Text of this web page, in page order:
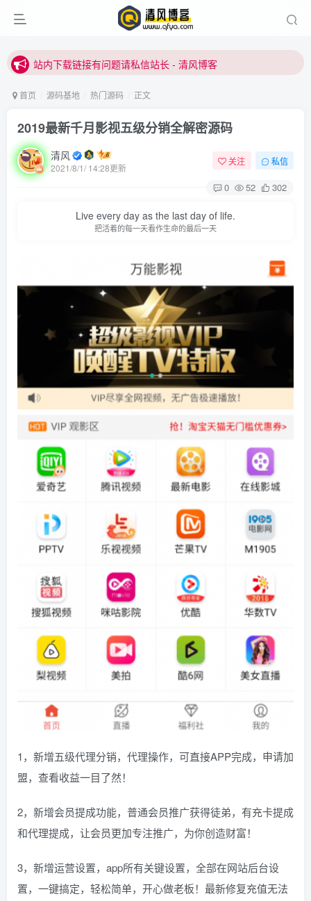
站内下载链接有问题请私信站长 - 清风博客
站内下载链接有问题请私信站长 - 清风博客
首页 源码基地 热门源码 正文
2019最新千月影视五级分销全解密源码
清风
2021/8/1/ 14:28更新
关注 私信
0 52 302
Live every day as the last day of life.
把活着的每一天看作生命的最后一天
1，新增五级代理分销，代理操作，可直接APP完成，申请加
盟，查看收益一目了然！
2，新增会员提成功能，普通会员推广获得徒弟，有充卡提成
和代理提成，让会员更加专注推广，为你创造财富！
3，新增运营设置，app所有关键设置，全部在网站后台设
置，一键搞定，轻松简单，开心做老板！最新修复充值无法
登录
登录密码
记住登录 找回密码|免密登录
登录
社交账号登录
码云登录
百度登录
使用社交账号登录即表示同意隐私声明